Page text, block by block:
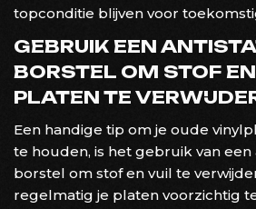
topconditie blijven voor
GEBRUIK EEN
BORSTEL OM STOF
PLATEN TE
Een handige tip om je oude
te houden, is het gebruik van een
borstel om stof en vuil te
regelmatig je platen voorzichtig